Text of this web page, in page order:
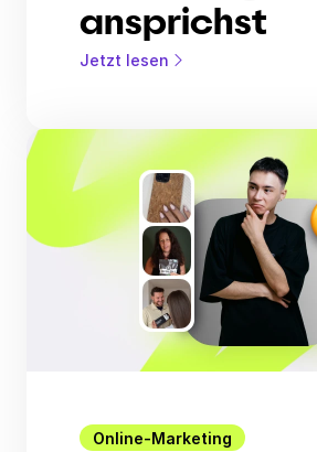
ansprichst
Jetzt lesen
Online-Marketing